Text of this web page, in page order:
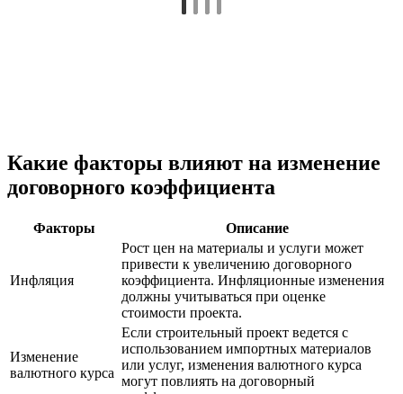
Какие факторы влияют на изменение
договорного коэффициента
Факторы Описание
Инфляция
Рост цен на материалы и услуги может
привести к увеличению договорного
коэффициента. Инфляционные изменения
должны учитываться при оценке
стоимости проекта.
Изменение
валютного курса
Если строительный проект ведется с
использованием импортных материалов
или услуг, изменения валютного курса
могут повлиять на договорный